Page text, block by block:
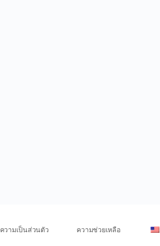
ความเป็นส่วนตัว ความช่วยเหลือ